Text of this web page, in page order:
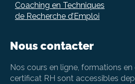
Coaching en Techniques
de Recherche d’Emploi
Nous contacter
Nos cours en ligne, formations
certificat RH sont accessibles